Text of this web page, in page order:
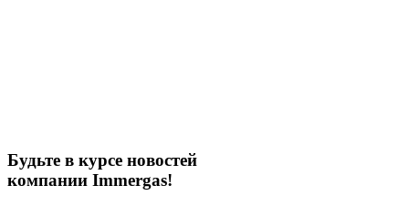
Будьте в курсе новостей
компании Immergas!